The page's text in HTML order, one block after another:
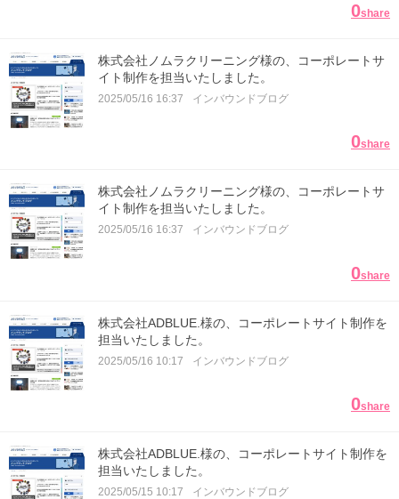
0share
株式会社ノムラクリーニング様の、コーポレートサ
イト制作を担当いたしました。
2025/05/16 16:37 インバウンドブログ
0share
株式会社ノムラクリーニング様の、コーポレートサ
イト制作を担当いたしました。
2025/05/16 16:37 インバウンドブログ
0share
株式会社ADBLUE.様の、コーポレートサイト制作を
担当いたしました。
2025/05/16 10:17 インバウンドブログ
0share
株式会社ADBLUE.様の、コーポレートサイト制作を
担当いたしました。
2025/05/15 10:17 インバウンドブログ